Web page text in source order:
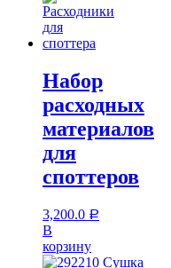
Набор
расходных
материалов
для
споттеров
3,200.0 Р
В
корзину